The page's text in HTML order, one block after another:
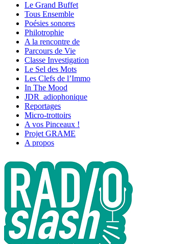
Le Grand Buffet
Tous Ensemble
Poésies sonores
Philotrophie
A la rencontre de
Parcours de Vie
Classe Investigation
Le Sel des Mots
Les Clefs de l’Immo
In The Mood
JDR_adiophonique
Reportages
Micro-trottoirs
A vos Pinceaux !
Projet GRAME
A propos